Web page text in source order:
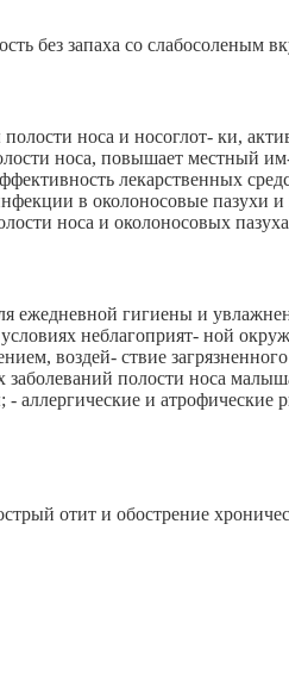
без запаха со слабосоленым
носа и носоглот- ки,
носа, повышает местный
лекарственных
в околоносовые пазухи и
носа и околоносовых
ежедневной гигиены и
неблагоприят- ной
воздей- ствие
заболеваний полости носа
и атрофические
отит и обострение